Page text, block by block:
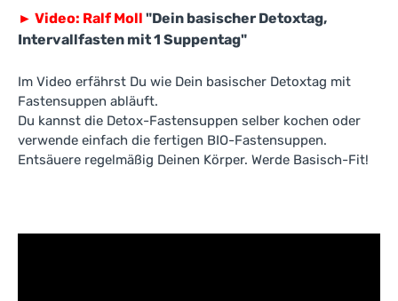
► Video: Ralf Moll "Dein basischer Detoxtag,
Intervallfasten mit 1 Suppentag"
Im Video erfährst Du wie Dein basischer Detoxtag mit
Fastensuppen abläuft.
Du kannst die Detox-Fastensuppen selber kochen oder
verwende einfach die fertigen BIO-Fastensuppen.
Entsäuere regelmäßig Deinen Körper. Werde Basisch-Fit!